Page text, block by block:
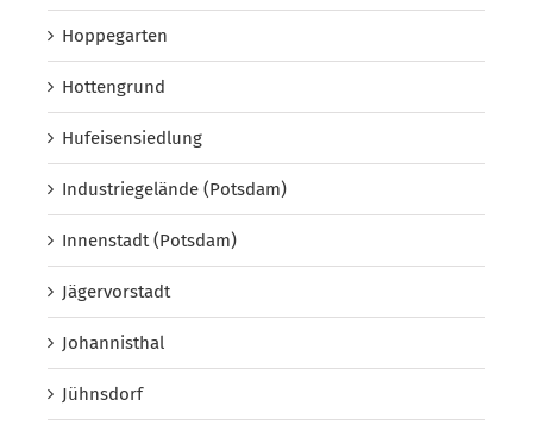
Hoppegarten
Hottengrund
Hufeisensiedlung
Industriegelände (Potsdam)
Innenstadt (Potsdam)
Jägervorstadt
Johannisthal
Jühnsdorf